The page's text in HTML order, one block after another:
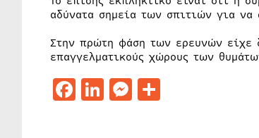
αδύνατα σημεία των σπιτιών για
Στην πρώτη φάση των ερευνών είχε
επαγγελματικούς χώρους των
Facebook
LinkedIn
Messenger